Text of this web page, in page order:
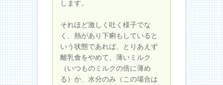
します。
それほど激しく吐く様子でな
く、熱があり下痢もしていると
いう状態であれば、とりあえず
離乳食をやめて、薄いミルク
（いつものミルクの倍に薄め
る）か、水分のみ（この場合は